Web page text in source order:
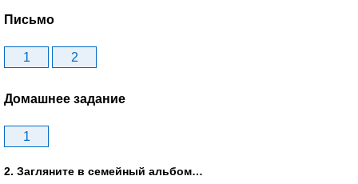
Письмо
1 2
Домашнее задание
1
2. Загляните в семейный альбом…